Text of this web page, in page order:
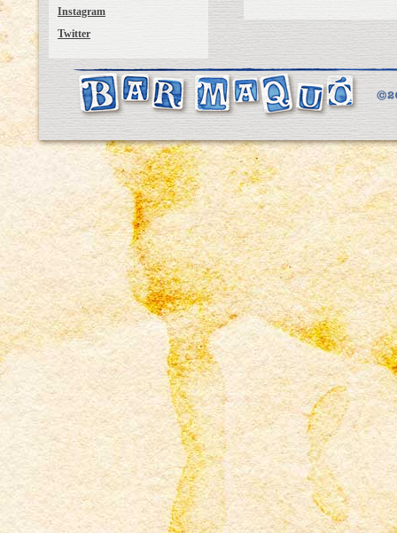
Instagram
Twitter